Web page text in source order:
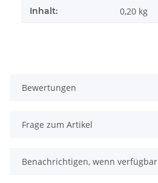
Inhalt: 0,20 kg
Bewertungen
Frage zum Artikel
Benachrichtigen, wenn verfügbar